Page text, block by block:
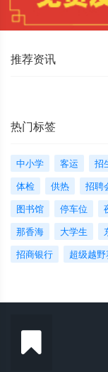
推荐资讯
热门标签
中小学 客运 招
体检
供热 招聘
图书馆
停车位
那香海
大学生
招商银行
超级越野